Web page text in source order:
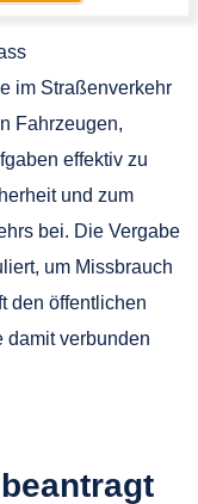
im Straßenverkehr
Fahrzeugen,
effektiv zu
und zum
bei. Die Vergabe
um Missbrauch
den öffentlichen
damit verbunden